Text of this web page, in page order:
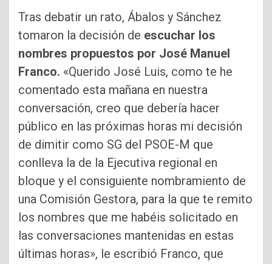
Tras debatir un rato, Ábalos y Sánchez
tomaron la decisión de escuchar los
nombres propuestos por José Manuel
Franco. «Querido José Luis, como te he
comentado esta mañana en nuestra
conversación, creo que debería hacer
público en las próximas horas mi decisión
de dimitir como SG del PSOE-M que
conlleva la de la Ejecutiva regional en
bloque y el consiguiente nombramiento de
una Comisión Gestora, para la que te remito
los nombres que me habéis solicitado en
las conversaciones mantenidas en estas
últimas horas», le escribió Franco, que